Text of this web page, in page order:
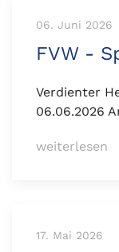
06. Juni 2026
FVW -
Verdienter
06.06.2026
weiterlesen
17. Mai 2026